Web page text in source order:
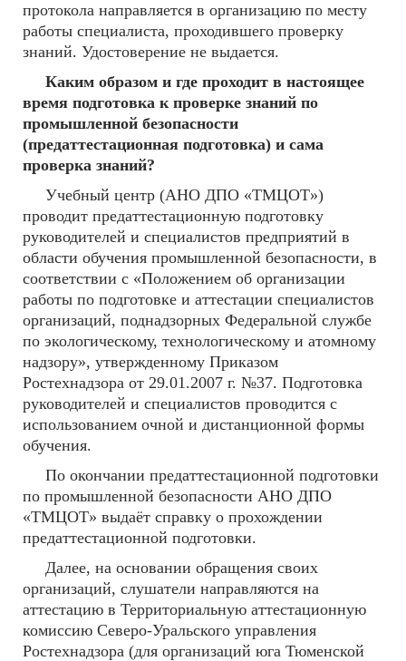
протокола направляется в организацию по месту
работы специалиста, проходившего проверку
знаний. Удостоверение не выдается.
Каким образом и где проходит в настоящее
время подготовка к проверке знаний по
промышленной безопасности
(предаттестационная подготовка) и сама
проверка знаний?
Учебный центр (АНО ДПО «ТМЦОТ»)
проводит предаттестационную подготовку
руководителей и специалистов предприятий в
области обучения промышленной безопасности, в
соответствии с «Положением об организации
работы по подготовке и аттестации специалистов
организаций, поднадзорных Федеральной службе
по экологическому, технологическому и атомному
надзору», утвержденному Приказом
Ростехнадзора от 29.01.2007 г. №37. Подготовка
руководителей и специалистов проводится с
использованием очной и дистанционной формы
обучения.
По окончании предаттестационной подготовки
по промышленной безопасности АНО ДПО
«ТМЦОТ» выдаёт справку о прохождении
предаттестационной подготовки.
Далее, на основании обращения своих
организаций, слушатели направляются на
аттестацию в Территориальную аттестационную
комиссию Северо-Уральского управления
Ростехнадзора (для организаций юга Тюменской